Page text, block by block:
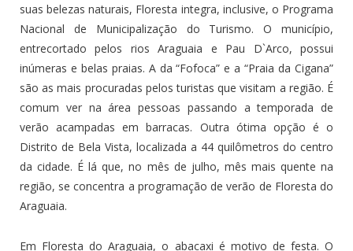
suas belezas naturais, Floresta integra, inclusive, o Programa
Nacional de Municipalização do Turismo. O município,
entrecortado pelos rios Araguaia e Pau D`Arco, possui
inúmeras e belas praias. A da “Fofoca” e a “Praia da Cigana”
são as mais procuradas pelos turistas que visitam a região. É
comum ver na área pessoas passando a temporada de
verão acampadas em barracas. Outra ótima opção é o
Distrito de Bela Vista, localizada a 44 quilômetros do centro
da cidade. É lá que, no mês de julho, mês mais quente na
região, se concentra a programação de verão de Floresta do
Araguaia.
Em Floresta do Araguaia, o abacaxi é motivo de festa. O